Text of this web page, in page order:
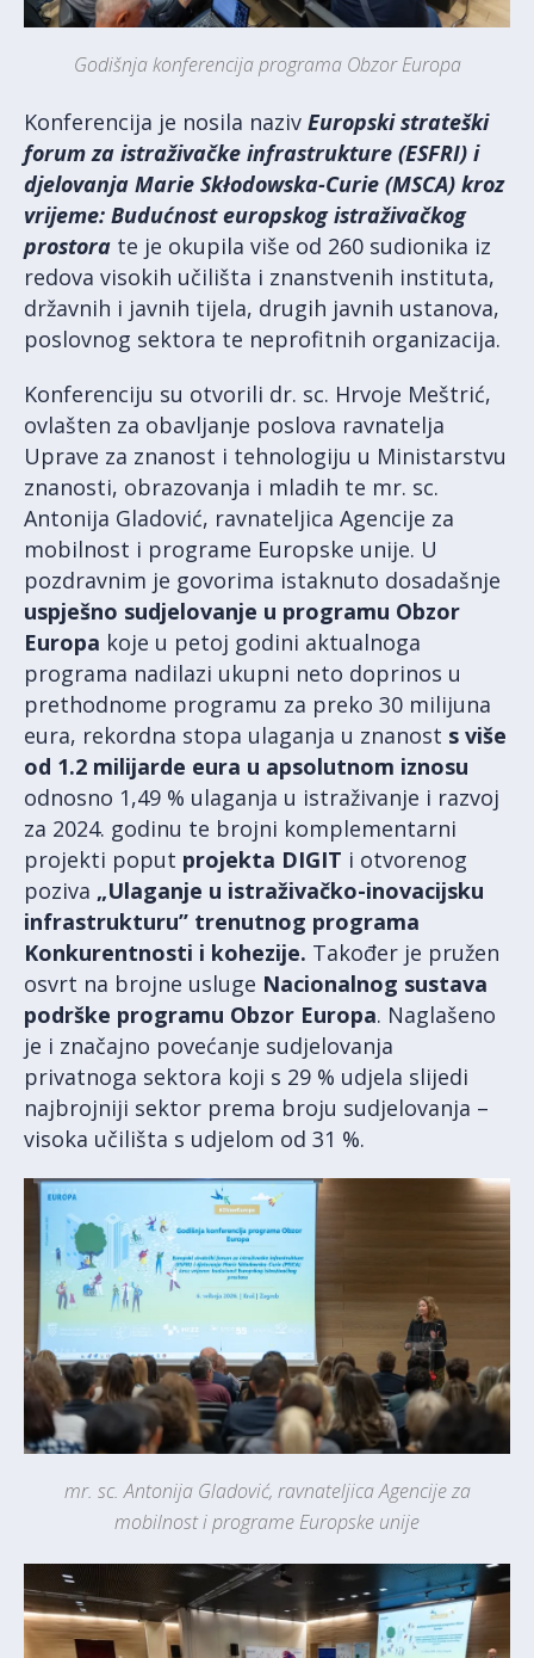
Godišnja konferencija programa Obzor Europa
Konferencija je nosila naziv Europski strateški
forum za istraživačke infrastrukture (ESFRI) i
djelovanja Marie Skłodowska-Curie (MSCA) kroz
vrijeme: Budućnost europskog istraživačkog
prostora te je okupila više od 260 sudionika iz
redova visokih učilišta i znanstvenih instituta,
državnih i javnih tijela, drugih javnih ustanova,
poslovnog sektora te neprofitnih organizacija.
Konferenciju su otvorili dr. sc. Hrvoje Meštrić,
ovlašten za obavljanje poslova ravnatelja
Uprave za znanost i tehnologiju u Ministarstvu
znanosti, obrazovanja i mladih te mr. sc.
Antonija Gladović, ravnateljica Agencije za
mobilnost i programe Europske unije. U
pozdravnim je govorima istaknuto dosadašnje
uspješno sudjelovanje u programu Obzor
Europa koje u petoj godini aktualnoga
programa nadilazi ukupni neto doprinos u
prethodnome programu za preko 30 milijuna
eura, rekordna stopa ulaganja u znanost s više
od 1.2 milijarde eura u apsolutnom iznosu
odnosno 1,49 % ulaganja u istraživanje i razvoj
za 2024. godinu te brojni komplementarni
projekti poput projekta DIGIT i otvorenog
poziva „Ulaganje u istraživačko-inovacijsku
infrastrukturu’’ trenutnog programa
Konkurentnosti i kohezije. Također je pružen
osvrt na brojne usluge Nacionalnog sustava
podrške programu Obzor Europa. Naglašeno
je i značajno povećanje sudjelovanja
privatnoga sektora koji s 29 % udjela slijedi
najbrojniji sektor prema broju sudjelovanja –
visoka učilišta s udjelom od 31 %.
mr. sc. Antonija Gladović, ravnateljica Agencije za
mobilnost i programe Europske unije